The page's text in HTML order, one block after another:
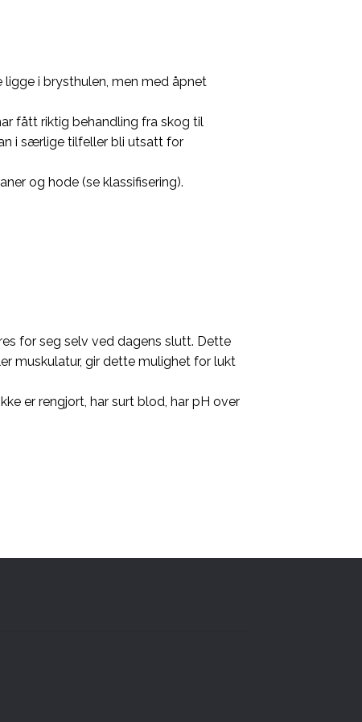
ligge i brysthulen, men med åpnet
fått riktig behandling fra skog til
i særlige tilfeller bli utsatt for
og hode (se klassifisering).
for seg selv ved dagens slutt. Dette
muskulatur, gir dette mulighet for lukt
er rengjort, har surt blod, har pH over